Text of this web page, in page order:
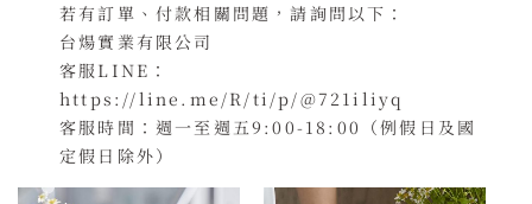
若有訂單、付款相關問題，請詢問以下：
台煬實業有限公司
客服LINE：
https://line.me/R/ti/p/@721iliyq
客服時間：週一至週五9:00-18:00（例假日及國
定假日除外）